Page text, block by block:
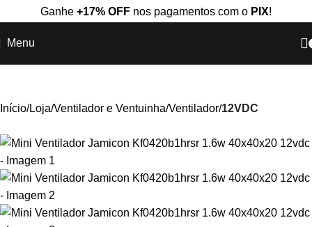
Ganhe +17% OFF nos pagamentos com o PIX!
Menu
Início Loja Ventilador e Ventuinha Ventilador 12VDC